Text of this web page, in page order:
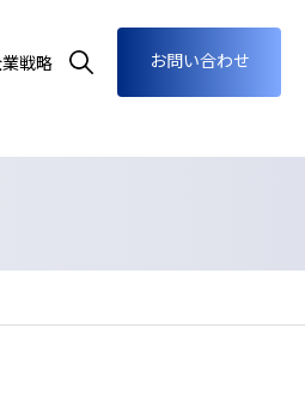
戦略 お問い合わせ